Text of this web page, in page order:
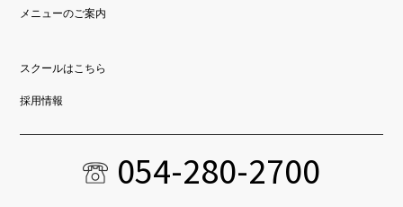
メニューのご案内
スクールはこちら
採用情報
054-280-2700